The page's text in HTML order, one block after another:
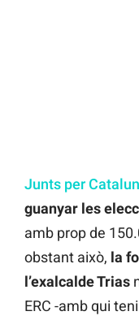
Junts per
guanyar les
amb prop de
obstant això, la
l’exalcalde Trias
ERC -amb qui